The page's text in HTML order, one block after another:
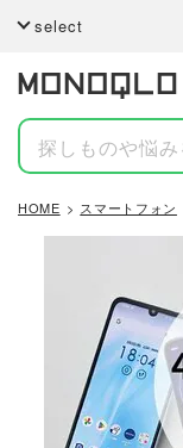
select
HOME スマートフォン